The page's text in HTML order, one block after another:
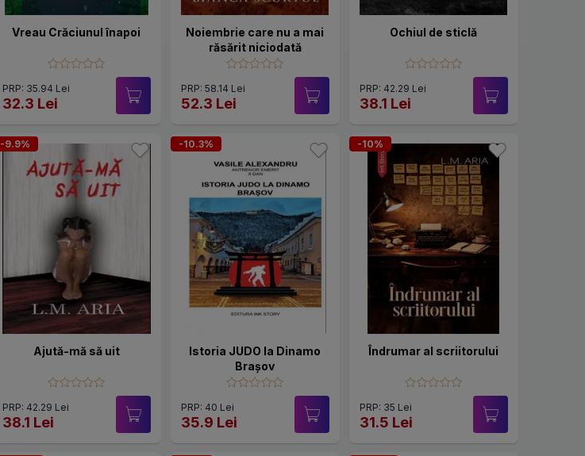
Vreau Crăciunul înapoi
PRP: 35.94 Lei
32.3 Lei
Noiembrie care nu a mai
răsărit niciodată
PRP: 58.14 Lei
52.3 Lei
Ochiul de sticlă
PRP: 42.29 Lei
38.1 Lei
-9.9%
Ajută-mă să uit
PRP: 42.29 Lei
38.1 Lei
-10.3%
Istoria JUDO la Dinamo
Brașov
PRP: 40 Lei
35.9 Lei
-10%
Îndrumar al scriitorului
PRP: 35 Lei
31.5 Lei